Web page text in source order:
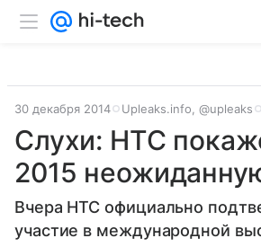
30 декабря 2014 Upleaks.info, @upleaks
Слухи: HTC
2015
Вчера HTC официально
участие в международной